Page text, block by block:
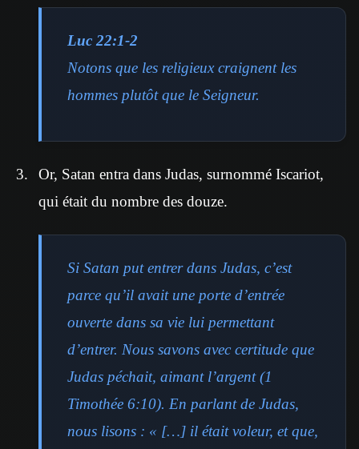
Luc 22:1-2
Notons que les religieux craignent les
hommes plutôt que le Seigneur.
Or, Satan entra dans Judas, surnommé Iscariot,
qui était du nombre des douze.
Si Satan put entrer dans Judas, c’est
parce qu’il avait une porte d’entrée
ouverte dans sa vie lui permettant
d’entrer. Nous savons avec certitude que
Judas péchait, aimant l’argent (1
Timothée 6:10). En parlant de Judas,
nous lisons : « […] il était voleur, et que,